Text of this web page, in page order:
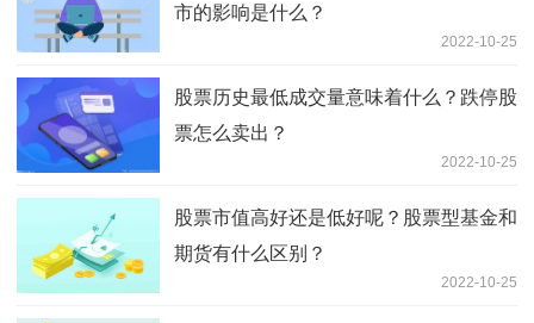
市的影响是什么？
2022-10-25
股票历史最低成交量意味着什么？跌停股
票怎么卖出？
2022-10-25
股票市值高好还是低好呢？股票型基金和
期货有什么区别？
2022-10-25